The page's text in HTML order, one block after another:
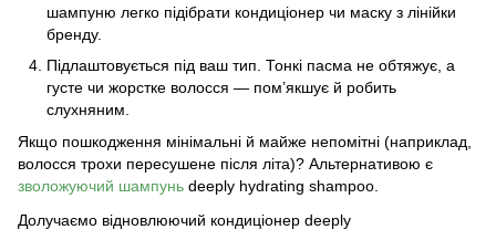
шампуню легко підібрати кондиціонер чи маску з лінійки
бренду.
Підлаштовується під ваш тип. Тонкі пасма не обтяжує, а
густе чи жорстке волосся — пом’якшує й робить
слухняним.
Якщо пошкодження мінімальні й майже непомітні (наприклад,
волосся трохи пересушене після літа)? Альтернативою є
зволожуючий шампунь deeply hydrating shampoo.
Долучаємо відновлюючий кондиціонер deeply